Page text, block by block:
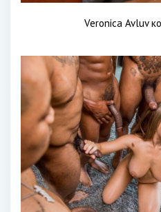
Veronica Avluv